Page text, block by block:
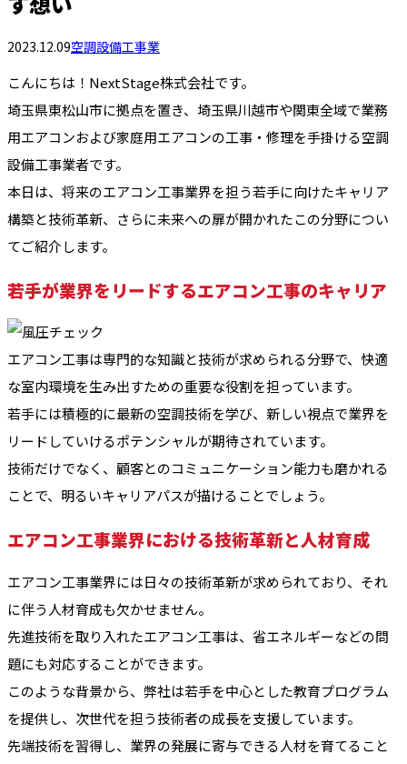
2023.12.09空調設備工事業
こんにちは！NextStage株式会社です。
埼玉県東松山市に拠点を置き、埼玉県川越市や関東全域で業務
用エアコンおよび家庭用エアコンの工事・修理を手掛ける空調
設備工事業者です。
本日は、将来のエアコン工事業界を担う若手に向けたキャリア
構築と技術革新、さらに未来への扉が開かれたこの分野につい
てご紹介します。
若手が業界をリードするエアコン工事のキャリア
エアコン工事は専門的な知識と技術が求められる分野で、快適
な室内環境を生み出すための重要な役割を担っています。
若手には積極的に最新の空調技術を学び、新しい視点で業界を
リードしていけるポテンシャルが期待されています。
技術だけでなく、顧客とのコミュニケーション能力も磨かれる
ことで、明るいキャリアパスが描けることでしょう。
エアコン工事業界における技術革新と人材育成
エアコン工事業界には日々の技術革新が求められており、それ
に伴う人材育成も欠かせません。
先進技術を取り入れたエアコン工事は、省エネルギーなどの問
題にも対応することができます。
このような背景から、弊社は若手を中心とした教育プログラム
を提供し、次世代を担う技術者の成長を支援しています。
先端技術を習得し、業界の発展に寄与できる人材を育てること